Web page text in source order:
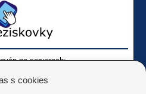
na serverech:
s cookies